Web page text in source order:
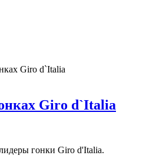
Giro d`Italia
Giro d`Italia
гонки Giro d'Italia.